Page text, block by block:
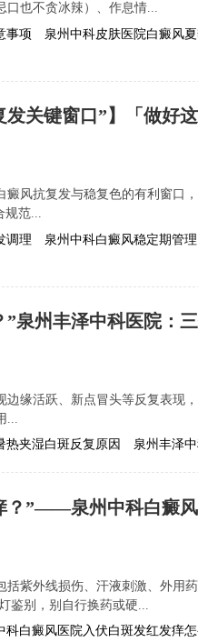
口也不贪冰辣）、作息情...
事项
泉州中科皮肤医院白癜风
发关键窗口”】「做好
癜风抗复发与稳复色的有利窗口
范...
调理
泉州中科白癜风稳定期管理
”泉州丰泽中科医院：
边缘活跃、新点冒头等反复表现
热夹湿白斑反复原因 泉州丰泽
？”——泉州中科白癜
括紫外线损伤、汗液刺激、外用
鉴别，别自行换药或硬...
科白癜风医院入伏白斑发红发痒